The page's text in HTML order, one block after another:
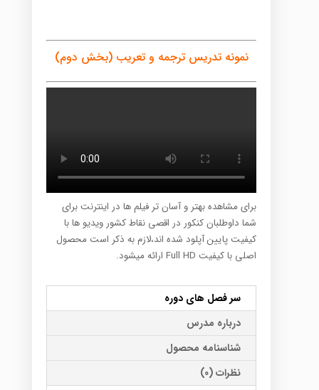
نمونه تدریس ترجمه و تعریب (بخش دوم)
برای مشاهده بهتر و آسان تر فیلم ها در اینترنت برای
شما داوطلبان کنکور در اقصی نقاط کشور ویدیو ها با
کیفیت پایین آپلود شده اند،لازم به ذکر است محصول
اصلی با کیفیت Full HD ارائه میشود.
سر فصل های دوره
درباره مدرس
شناسنامه محصول
نظرات (0)